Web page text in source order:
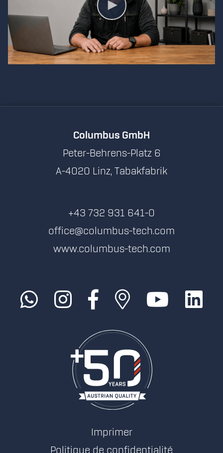
Columbus GmbH
Peter-Behrens-Platz 6
A-4020 Linz, Tabakfabrik
+43 732 931 641-0
office@columbus-tech.com
www.columbus-tech.com
Imprimer
Politique de confidentialité